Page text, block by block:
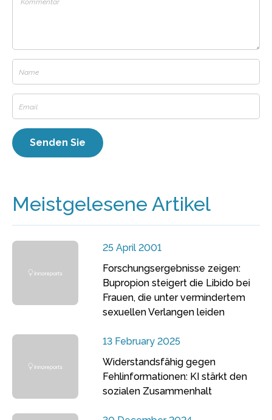
Meistgelesene Artikel
25 April 2001
Forschungsergebnisse zeigen:
Bupropion steigert die Libido bei
Frauen, die unter vermindertem
sexuellen Verlangen leiden
13 February 2025
Widerstandsfähig gegen
Fehlinformationen: KI stärkt den
sozialen Zusammenhalt